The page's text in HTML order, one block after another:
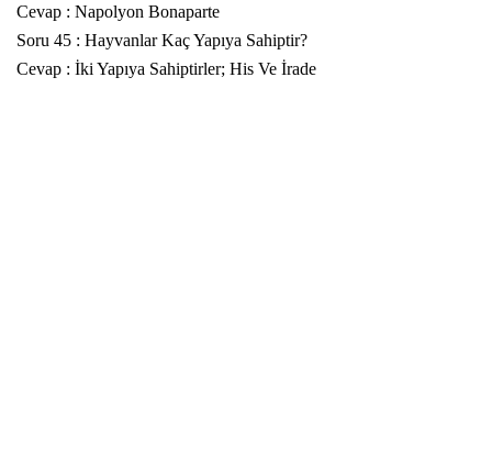
Cevap : Napolyon Bonaparte
Soru 45 : Hayvanlar Kaç Yapıya Sahiptir?
Cevap : İki Yapıya Sahiptirler; His Ve İrade